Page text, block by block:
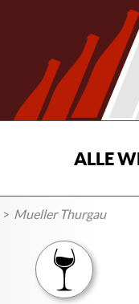
ALLE
Mueller Thurgau